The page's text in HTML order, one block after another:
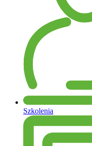
Szkolenia